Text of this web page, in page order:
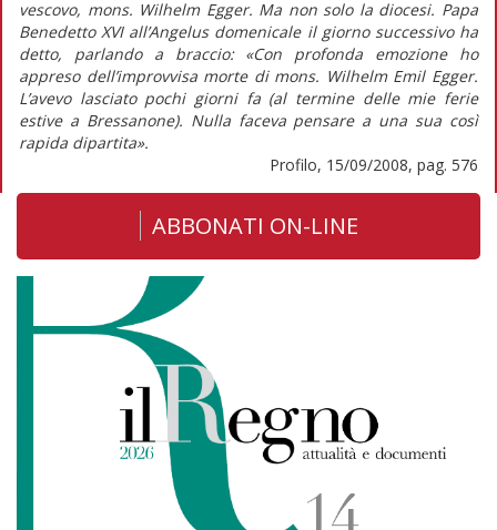
vescovo, mons. Wilhelm Egger. Ma non solo la diocesi. Papa
Benedetto XVI all’Angelus domenicale il giorno successivo ha
detto, parlando a braccio: «Con profonda emozione ho
appreso dell’improvvisa morte di mons. Wilhelm Emil Egger.
L’avevo lasciato pochi giorni fa (al termine delle mie ferie
estive a Bressanone). Nulla faceva pensare a una sua così
rapida dipartita».
Profilo, 15/09/2008, pag. 576
ABBONATI ON-LINE